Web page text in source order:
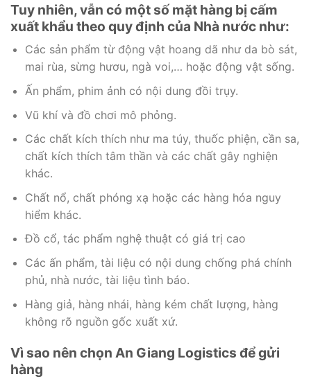
Tuy nhiên, vẫn có một số mặt hàng bị cấm
xuất khẩu theo quy định của Nhà nước như:
Các sản phẩm từ động vật hoang dã như da bò sát,
mai rùa, sừng hươu, ngà voi,… hoặc động vật sống.
Ấn phẩm, phim ảnh có nội dung đồi trụy.
Vũ khí và đồ chơi mô phỏng.
Các chất kích thích như ma túy, thuốc phiện, cần sa,
chất kích thích tâm thần và các chất gây nghiện
khác.
Chất nổ, chất phóng xạ hoặc các hàng hóa nguy
hiểm khác.
Đồ cổ, tác phẩm nghệ thuật có giá trị cao
Các ấn phẩm, tài liệu có nội dung chống phá chính
phủ, nhà nước, tài liệu tình báo.
Hàng giả, hàng nhái, hàng kém chất lượng, hàng
không rõ nguồn gốc xuất xứ.
Vì sao nên chọn An Giang Logistics để gửi
hàng